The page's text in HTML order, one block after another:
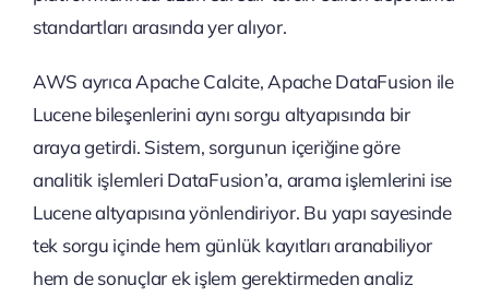
standartları arasında yer alıyor.
AWS ayrıca Apache Calcite, Apache DataFusion ile
Lucene bileşenlerini aynı sorgu altyapısında bir
araya getirdi. Sistem, sorgunun içeriğine göre
analitik işlemleri DataFusion’a, arama işlemlerini ise
Lucene altyapısına yönlendiriyor. Bu yapı sayesinde
tek sorgu içinde hem günlük kayıtları aranabiliyor
hem de sonuçlar ek işlem gerektirmeden analiz